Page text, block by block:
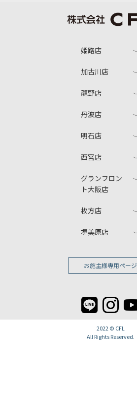
姫路店
加古川店
龍野店
丹波店
明石店
西宮店
グランフロン
ト大阪店
枚方店
堺美原店
お施主様専用ページ
2022 © CFL
All Rights Reserved.